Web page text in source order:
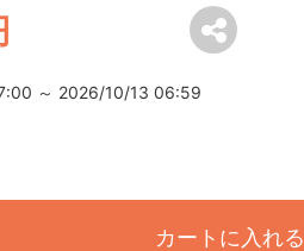
～ 2026/10/13 06:59
カートに入れる